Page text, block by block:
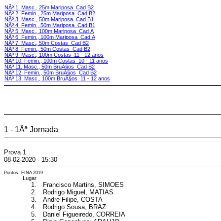
NÂº 1. Masc., 25m Mariposa Cad B2
NÂº 2. Femin., 25m Mariposa Cad B2
NÂº 3. Masc., 50m Mariposa Cad B1
NÂº 4. Femin., 50m Mariposa Cad B1
NÂº 5. Masc., 100m Mariposa Cad A
NÂº 6. Femin., 100m Mariposa Cad A
NÂº 7. Masc., 50m Costas Cad B2
NÂº 8. Femin., 50m Costas Cad B2
NÂº 9. Masc., 100m Costas 11 - 12 anos
NÂº 10. Femin., 100m Costas 10 - 11 anos
NÂº 11. Masc., 50m BruÃ§os Cad B2
NÂº 12. Femin., 50m BruÃ§os Cad B2
NÂº 13. Masc., 100m BruÃ§os 11 - 12 anos
1 - 1Âª Jornada
Prova 1
08-02-2020 - 15:30
Pontos: FINA 2019
Lugar
1.
Francisco Martins, SIMOES
2.
Rodrigo Miguel, MATIAS
3.
Andre Filipe, COSTA
4.
Rodrigo Sousa, BRAZ
5.
Daniel Figueiredo, CORREIA